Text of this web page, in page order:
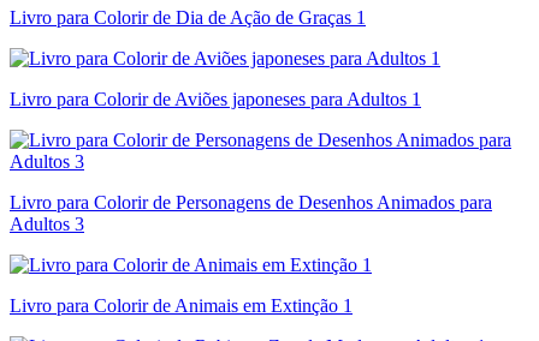
Livro para Colorir de Dia de Ação de Graças 1
Livro para Colorir de Aviões japoneses para Adultos 1
Livro para Colorir de Personagens de Desenhos Animados para
Adultos 3
Livro para Colorir de Animais em Extinção 1